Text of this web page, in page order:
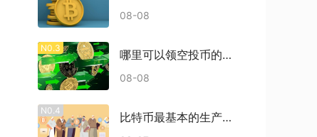
08-08
N0.3 哪里可以领空投币的东西
08-08
N0.4 比特币最基本的生产过程是什么